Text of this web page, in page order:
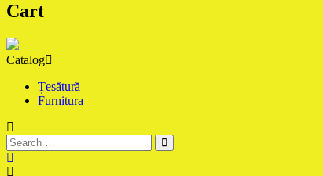
Cart
Catalog
Țesătură
Furnitura